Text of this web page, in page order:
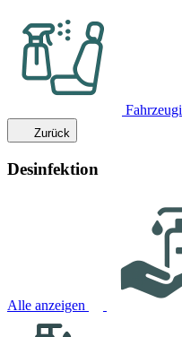
Zurück
Desinfektion
Alle anzeigen